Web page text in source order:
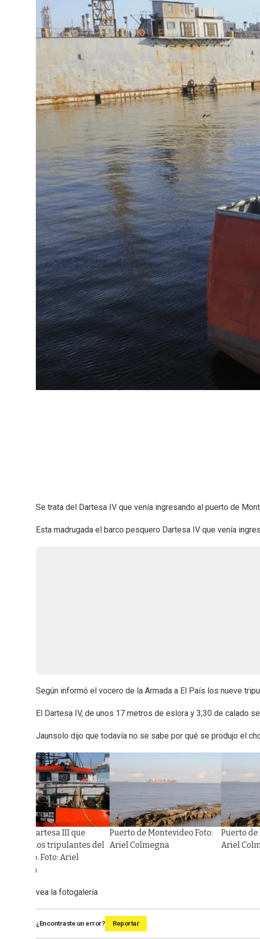
Se trata del Dartesa IV que venía ingresando al puerto de
Esta madrugada el barco pesquero Dartesa IV que venía
Según informó el vocero de la Armada a El País los nueve
El Dartesa IV, de unos 17 metros de eslora y 3,30 de calado
Jaunsolo dijo que todavía no se sabe por qué se produjo el
barco Dartesa III que
a los tripulantes del
barco. Foto: Ariel
Puerto de Montevideo Foto:
Ariel Colmegna
Puerto de
Ariel
vea la fotogalería
¿Encontraste un error? Reportar